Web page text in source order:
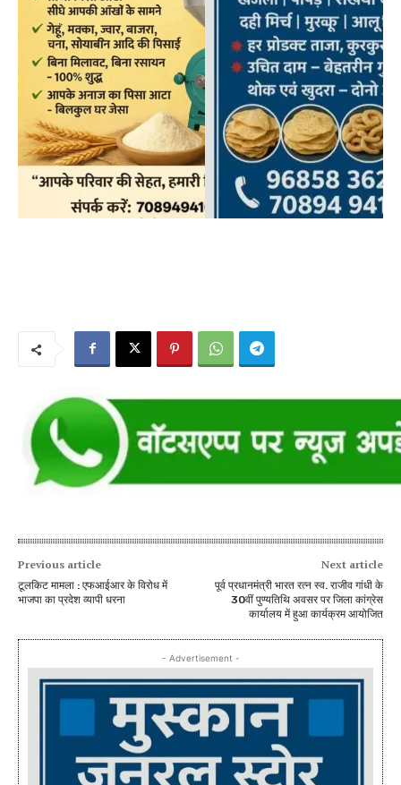
Previous article
टूलकिट मामला : एफआईआर के विरोध में
भाजपा का प्रदेश व्यापी धरना
Next article
पूर्व प्रधानमंत्री भारत रत्न स्व. राजीव गांधी के
30वीं पुण्यतिथि अवसर पर जिला कांग्रेस
कार्यालय में हुआ कार्यक्रम आयोजित
- Advertisement -